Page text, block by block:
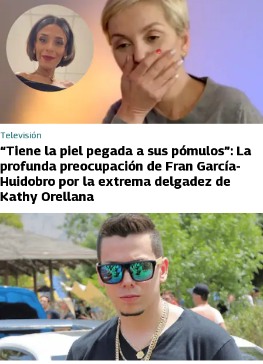
Televisión
“Tiene la piel pegada a sus pómulos”: La
profunda preocupación de Fran García-
Huidobro por la extrema delgadez de
Kathy Orellana